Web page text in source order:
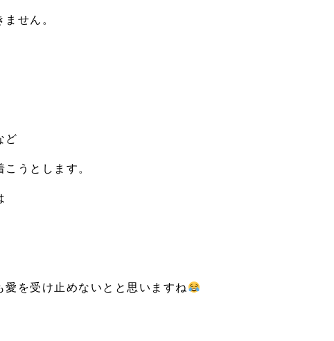
せん。
ど
うとします。
を受け止めないとと思いますね